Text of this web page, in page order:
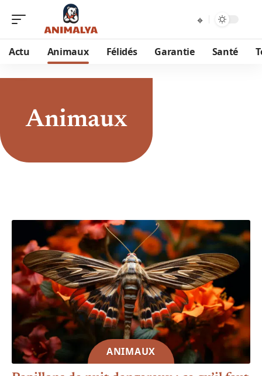
Actu Animaux Félidés Garantie Santé
Animaux
ANIMAUX